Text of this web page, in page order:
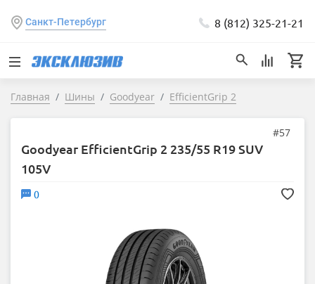
Санкт-Петербург 8 (812) 325-21-21
Главная Шины Goodyear EfficientGrip 2
#57
Goodyear EfficientGrip 2 235/55 R19 SUV
105V
0